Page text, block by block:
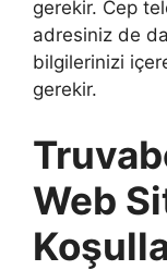
gerekir. Cep
adresiniz de
bilgilerinizi
gerekir.
Web